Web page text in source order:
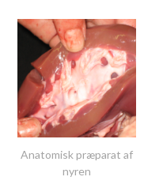
Anatomisk præparat af
nyren